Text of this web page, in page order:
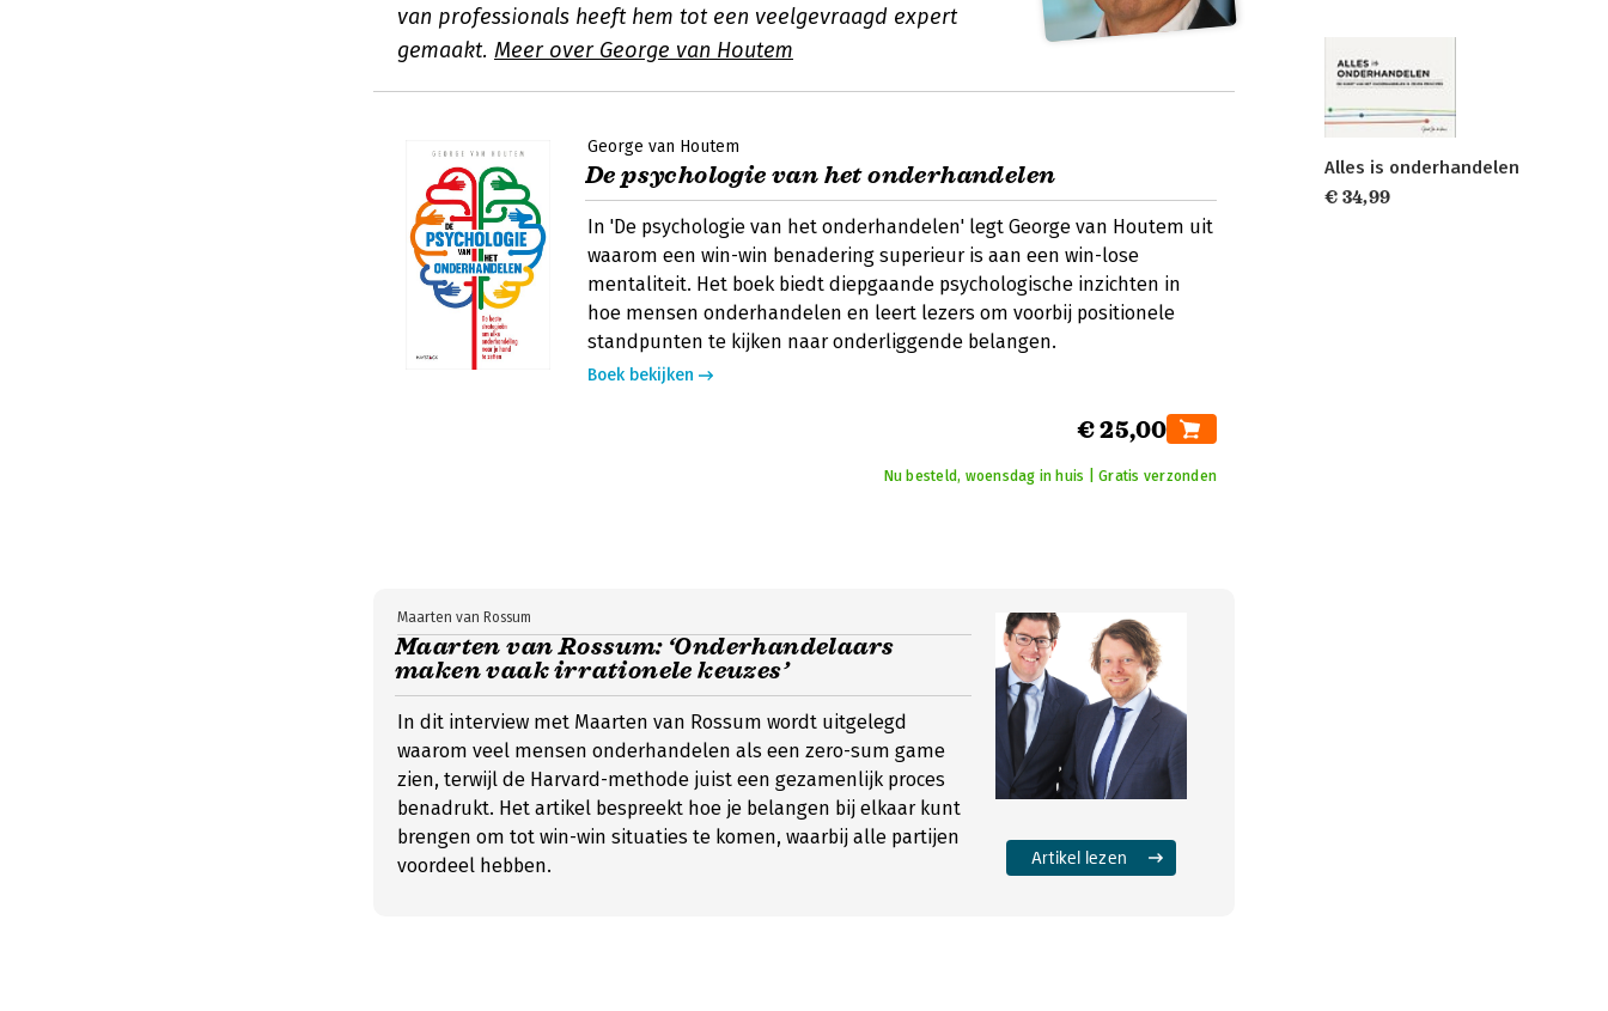
van professionals heeft hem tot een veelgevraagd expert
gemaakt. Meer over George van Houtem
George van Houtem
De psychologie van het onderhandelen
In 'De psychologie van het onderhandelen' legt George van Houtem uit
waarom een win-win benadering superieur is aan een win-lose
mentaliteit. Het boek biedt diepgaande psychologische inzichten in
hoe mensen onderhandelen en leert lezers om voorbij positionele
standpunten te kijken naar onderliggende belangen.
Boek bekijken
€ 25,00
Nu besteld, woensdag in huis | Gratis verzonden
Maarten van Rossum: ‘Onderhandelaars
maken vaak irrationele keuzes’
Maarten van Rossum
In dit interview met Maarten van Rossum wordt uitgelegd
waarom veel mensen onderhandelen als een zero-sum game
zien, terwijl de Harvard-methode juist een gezamenlijk proces
benadrukt. Het artikel bespreekt hoe je belangen bij elkaar kunt
brengen om tot win-win situaties te komen, waarbij alle partijen
voordeel hebben.
Artikel lezen
Alles is onderhandelen
€ 34,99